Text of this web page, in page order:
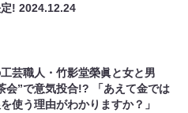
定!2024.12.24
芸職人・竹影堂榮眞と女と男
会”で意気投合!? 「あえて金では
使う理由がわかりますか？」